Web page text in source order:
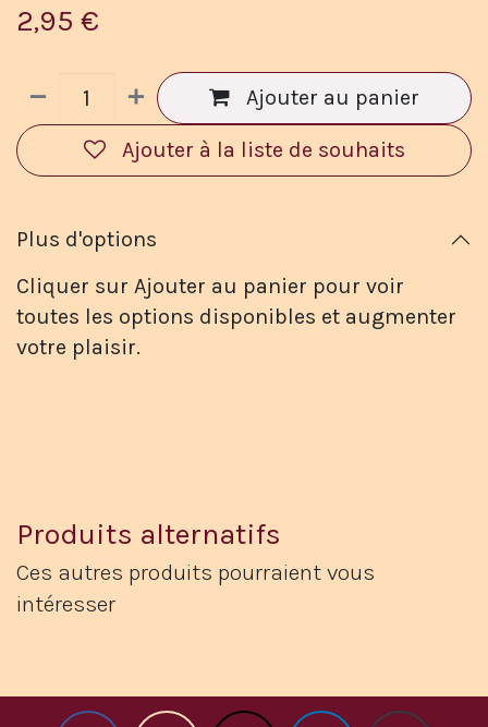
2,95 €
Ajouter au panier
Ajouter à la liste de souhaits
Plus d'options
Cliquer sur Ajouter au panier pour voir
toutes les options disponibles et augmenter
votre plaisir.
Produits alternatifs
Ces autres produits pourraient vous
intéresser